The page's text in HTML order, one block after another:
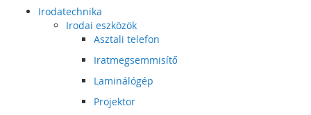
Irodatechnika
Irodai eszközök
Asztali telefon
Iratmegsemmisítő
Laminálógép
Projektor